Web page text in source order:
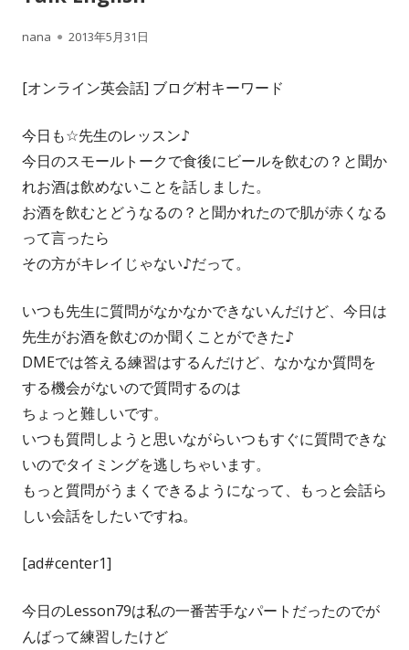
作
者
nana
公
2013年5月31日
[オンライン英会話] ブログ村キーワード
今日も☆先生のレッスン♪
今日のスモールトークで食後にビールを飲むの？と聞か
れお酒は飲めないことを話しました。
お酒を飲むとどうなるの？と聞かれたので肌が赤くなる
って言ったら
その方がキレイじゃない♪だって。
いつも先生に質問がなかなかできないんだけど、今日は
先生がお酒を飲むのか聞くことができた♪
DMEでは答える練習はするんだけど、なかなか質問を
する機会がないので質問するのは
ちょっと難しいです。
いつも質問しようと思いながらいつもすぐに質問できな
いのでタイミングを逃しちゃいます。
もっと質問がうまくできるようになって、もっと会話ら
しい会話をしたいですね。
[ad#center1]
今日のLesson79は私の一番苦手なパートだったのでが
んばって練習したけど